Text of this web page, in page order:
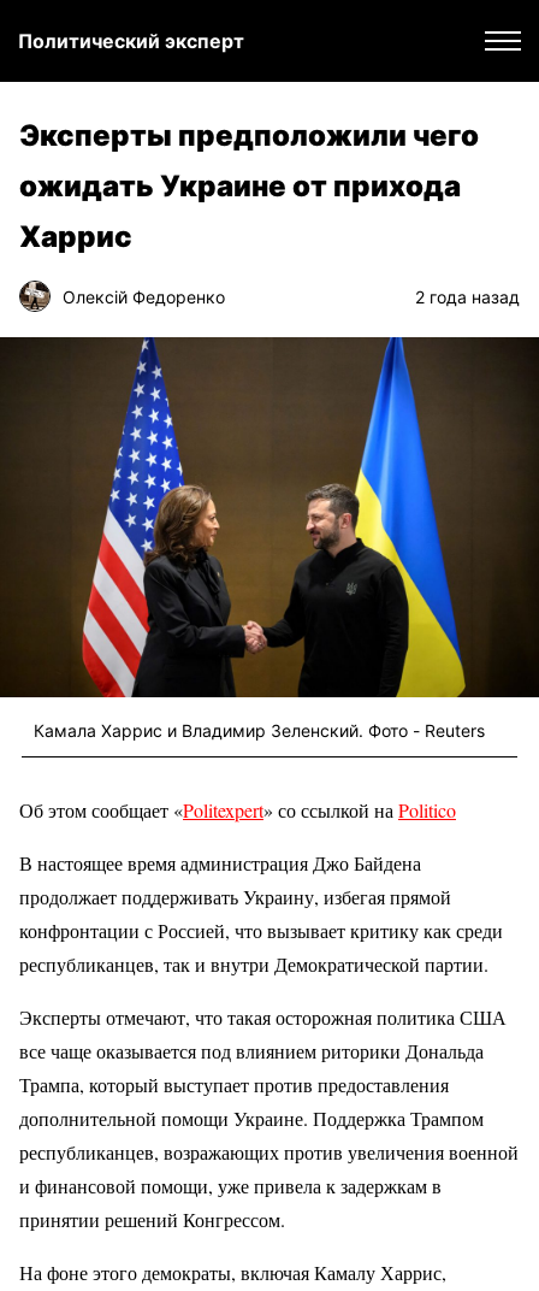
Политический эксперт
Эксперты предположили чего
ожидать Украине от прихода
Харрис
Олексій Федоренко 2 года назад
Камала Харрис и Владимир Зеленский. Фото - Reuters
Об этом сообщает «Politexpert» со ссылкой на Politico
В настоящее время администрация Джо Байдена
продолжает поддерживать Украину, избегая прямой
конфронтации с Россией, что вызывает критику как среди
республиканцев, так и внутри Демократической партии.
Эксперты отмечают, что такая осторожная политика США
все чаще оказывается под влиянием риторики Дональда
Трампа, который выступает против предоставления
дополнительной помощи Украине. Поддержка Трампом
республиканцев, возражающих против увеличения военной
и финансовой помощи, уже привела к задержкам в
принятии решений Конгрессом.
На фоне этого демократы, включая Камалу Харрис,